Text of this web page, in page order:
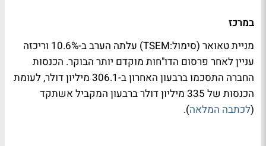
במרכז
מניית טאואר (סימול:TSEM) עלתה הערב ב-10.6% וריכזה
עניין לאחר פרסום הדו"חות מוקדם יותר הבוקר. הכנסות
החברה התסכמו ברבעון האחרון ב-306.1 מיליון דולר, לעומת
הכנסות של 335 מיליון דולר ברבעון המקביל אשתקד
(לכתבה המלאה).